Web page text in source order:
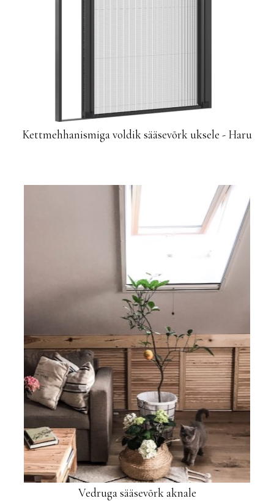
Kettmehhanismiga voldik sääsevõrk uksele - Haru
Vedruga sääsevõrk aknale